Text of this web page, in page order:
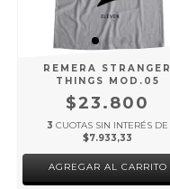
REMERA STRANGER
THINGS MOD.05
$23.800
3 CUOTAS SIN INTERÉS DE
$7.933,33
AGREGAR AL CARRITO